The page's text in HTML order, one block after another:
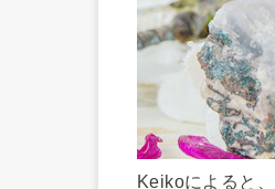
Keikoによると、